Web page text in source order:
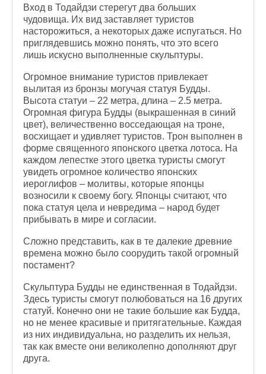
Вход в Тодайдзи стерегут два больших
чудовища. Их вид заставляет туристов
насторожиться, а некоторых даже испугаться. Но
приглядевшись можно понять, что это всего
лишь искусно выполненные скульптуры.
Огромное внимание туристов привлекает
вылитая из бронзы могучая статуя Будды.
Высота статуи – 22 метра, длина – 2.5 метра.
Огромная фигура Будды (выкрашенная в синий
цвет), величественно восседающая на троне,
восхищает и удивляет туристов. Трон выполнен в
форме священного японского цветка лотоса. На
каждом лепестке этого цветка туристы смогут
увидеть огромное количество японских
иероглифов – молитвы, которые японцы
возносили к своему богу. Японцы считают, что
пока статуя цела и невредима – народ будет
прибывать в мире и согласии.
Сложно представить, как в те далекие древние
времена можно было соорудить такой огромный
постамент?
Скульптура Будды не единственная в Тодайдзи.
Здесь туристы смогут полюбоваться на 16 других
статуй. Конечно они не такие большие как Будда,
но не менее красивые и притягательные. Каждая
из них индивидуальна, но разделить их нельзя,
так как вместе они великолепно дополняют друг
друга.